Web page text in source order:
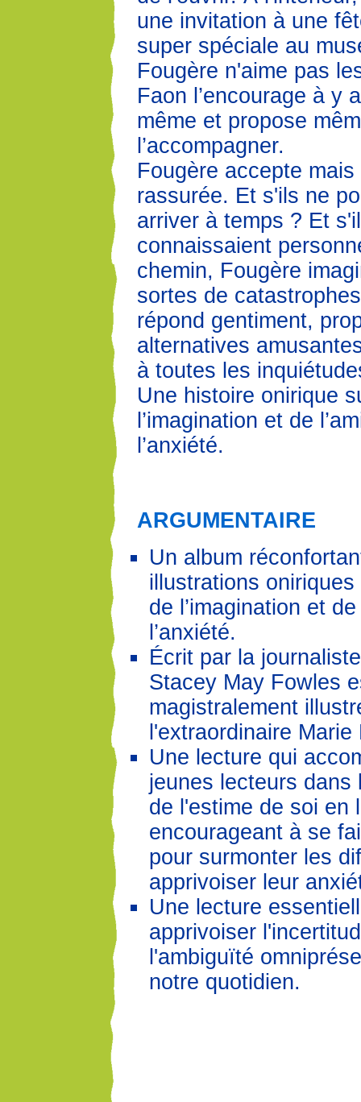
une invitation à une
super spéciale au
Fougère n'aime pas
Faon l’encourage à y
même et propose
l’accompagner.
Fougère accepte mais
rassurée. Et s'ils ne
arriver à temps ? Et
connaissaient
chemin, Fougère
sortes de
répond gentiment,
alternatives
à toutes les
Une histoire onirique
l’imagination et de
l’anxiété.
ARGUMENTAIRE
Un album
illustrations
de l’imagination et
l’anxiété.
Écrit par la
Stacey May Fowles
magistralement
l'extraordinaire
Une lecture qui
jeunes lecteurs dans
de l'estime de soi en
encourageant à se
pour surmonter les
apprivoiser leur
Une lecture
apprivoiser
l'ambiguïté
notre quotidien.